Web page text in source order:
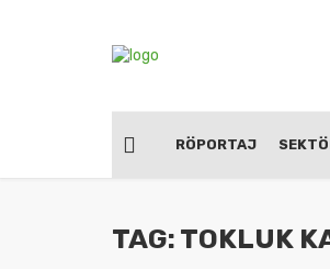
RÖPORTAJ
TAG: TOKLUK